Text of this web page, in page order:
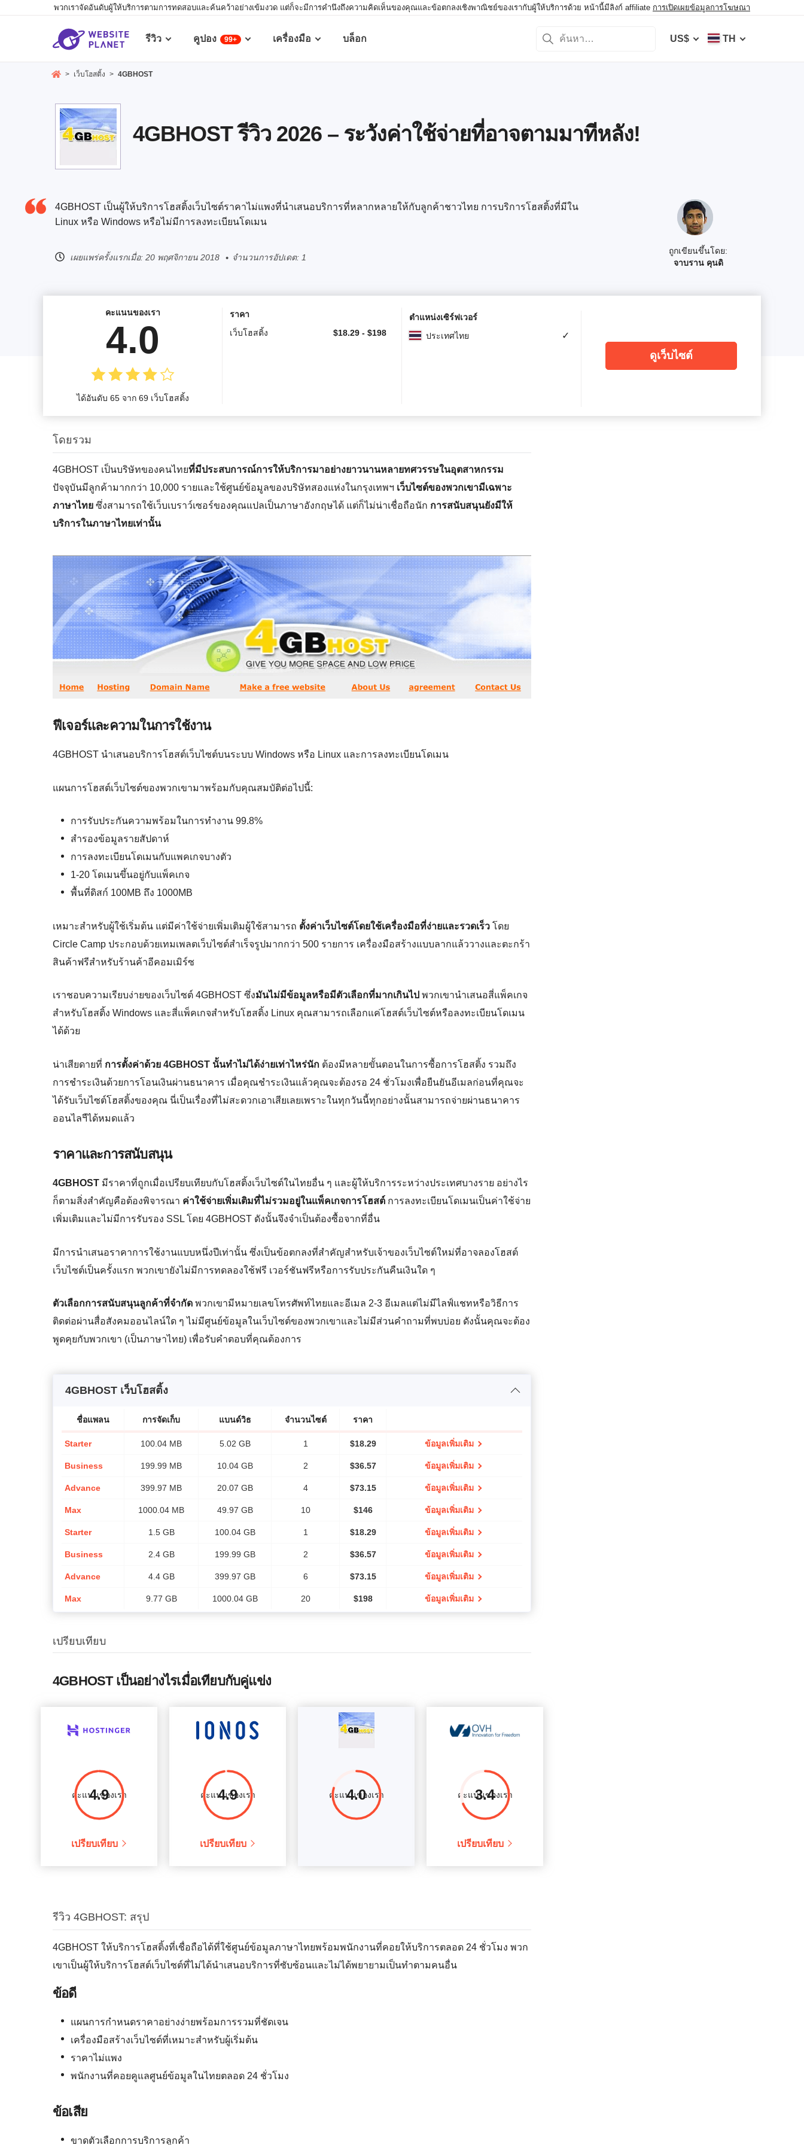
พวกเราจัดอันดับผู้ให้บริการตามการทดสอบและค้นคว้าอย่างเข้มงวด แต่ก็จะมีการคำนึงถึงความคิดเห็นของคุณและข้อตกลงเชิงพาณิชย์ของเรากับผู้ให้บริการด้วย หน้านี้มีลิงก์ affiliate การเปิดเผยข้อมูลการโฆษณา
รีวิว คูปอง 99+ เครื่องมือ บล็อก US$ TH
> เว็บโฮสติ้ง > 4GBHOST
4GBHOST รีวิว 2026 – ระวังค่าใช้จ่ายที่อาจตามมาทีหลัง!
ถูกเขียนขึ้นโดย:
จาบราน คุนดิ
4GBHOST เป็นผู้ให้บริการโฮสติ้งเว็บไซต์ราคาไม่แพงที่นำเสนอบริการที่หลากหลายให้กับลูกค้าชาวไทย การบริการโฮสติ้งที่มีใน
Linux หรือ Windows หรือไม่มีการลงทะเบียนโดเมน
เผยแพร่ครั้งแรกเมื่อ: 20 พฤศจิกายน 2018 จำนวนการอัปเดต: 1
คะแนนของเรา
4.0
ได้อันดับ 65 จาก 69 เว็บโฮสติ้ง
ราคา
เว็บโฮสติ้ง
$18.29 - $198
ตำแหน่งเซิร์ฟเวอร์
ประเทศไทย
✓
ดูเว็บไซต์
โดยรวม
4GBHOST เป็นบริษัทของคนไทยที่มีประสบการณ์การให้บริการมาอย่างยาวนานหลายทศวรรษในอุตสาหกรรม
ปัจจุบันมีลูกค้ามากกว่า 10,000 รายและใช้ศูนย์ข้อมูลของบริษัทสองแห่งในกรุงเทพฯ เว็บไซต์ของพวกเขามีเฉพาะ
ภาษาไทย ซึ่งสามารถใช้เว็บเบราว์เซอร์ของคุณแปลเป็นภาษาอังกฤษได้ แต่ก็ไม่น่าเชื่อถือนัก การสนับสนุนยังมีให้
บริการในภาษาไทยเท่านั้น
ฟีเจอร์และความในการใช้งาน
4GBHOST นำเสนอบริการโฮสต์เว็บไซต์บนระบบ Windows หรือ Linux และการลงทะเบียนโดเมน
แผนการโฮสต์เว็บไซต์ของพวกเขามาพร้อมกับคุณสมบัติต่อไปนี้:
การรับประกันความพร้อมในการทำงาน 99.8%
สำรองข้อมูลรายสัปดาห์
การลงทะเบียนโดเมนกับแพคเกจบางตัว
1-20 โดเมนขึ้นอยู่กับแพ็คเกจ
พื้นที่ดิสก์ 100MB ถึง 1000MB
เหมาะสำหรับผู้ใช้เริ่มต้น แต่มีค่าใช้จ่ายเพิ่มเติมผู้ใช้สามารถ ตั้งค่าเว็บไซต์โดยใช้เครื่องมือที่ง่ายและรวดเร็ว โดย
Circle Camp ประกอบด้วยเทมเพลตเว็บไซต์สำเร็จรูปมากกว่า 500 รายการ เครื่องมือสร้างแบบลากแล้ววางและตะกร้า
สินค้าฟรีสำหรับร้านค้าอีคอมเมิร์ซ
เราชอบความเรียบง่ายของเว็บไซต์ 4GBHOST ซึ่งมันไม่มีข้อมูลหรือมีตัวเลือกที่มากเกินไป พวกเขานำเสนอสี่แพ็คเกจ
สำหรับโฮสติ้ง Windows และสี่แพ็คเกจสำหรับโฮสติ้ง Linux คุณสามารถเลือกแค่โฮสต์เว็บไซต์หรือลงทะเบียนโดเมน
ได้ด้วย
น่าเสียดายที่ การตั้งค่าด้วย 4GBHOST นั้นทำไม่ได้ง่ายเท่าไหร่นัก ต้องมีหลายขั้นตอนในการซื้อการโฮสติ้ง รวมถึง
การชำระเงินด้วยการโอนเงินผ่านธนาคาร เมื่อคุณชำระเงินแล้วคุณจะต้องรอ 24 ชั่วโมงเพื่อยืนยันอีเมลก่อนที่คุณจะ
ได้รับเว็บไซต์โฮสติ้งของคุณ นี่เป็นเรื่องที่ไม่สะดวกเอาเสียเลยเพราะในทุกวันนี้ทุกอย่างนั้นสามารถจ่ายผ่านธนาคาร
ออนไลฯืได้หมดแล้ว
ราคาและการสนับสนุน
4GBHOST มีราคาที่ถูกเมื่อเปรียบเทียบกับโฮสติ้งเว็บไซต์ในไทยอื่น ๆ และผู้ให้บริการระหว่างประเทศบางราย อย่างไร
ก็ตามสิ่งสำคัญคือต้องพิจารณา ค่าใช้จ่ายเพิ่มเติมที่ไม่รวมอยู่ในแพ็คเกจการโฮสต์ การลงทะเบียนโดเมนเป็นค่าใช้จ่าย
เพิ่มเติมและไม่มีการรับรอง SSL โดย 4GBHOST ดังนั้นจึงจำเป็นต้องซื้อจากที่อื่น
มีการนำเสนอราคาการใช้งานแบบหนึ่งปีเท่านั้น ซึ่งเป็นข้อตกลงที่สำคัญสำหรับเจ้าของเว็บไซต์ใหม่ที่อาจลองโฮสต์
เว็บไซต์เป็นครั้งแรก พวกเขายังไม่มีการทดลองใช้ฟรี เวอร์ชันฟรีหรือการรับประกันคืนเงินใด ๆ
ตัวเลือกการสนับสนุนลูกค้าที่จำกัด พวกเขามีหมายเลขโทรศัพท์ไทยและอีเมล 2-3 อีเมลแต่ไม่มีไลฟ์แชทหรือวิธีการ
ติดต่อผ่านสื่อสังคมออนไลน์ใด ๆ ไม่มีศูนย์ข้อมูลในเว็บไซต์ของพวกเขาและไม่มีส่วนคำถามที่พบบ่อย ดังนั้นคุณจะต้อง
พูดคุยกับพวกเขา (เป็นภาษาไทย) เพื่อรับคำตอบที่คุณต้องการ
4GBHOST เว็บโฮสติ้ง
ชื่อแพลน การจัดเก็บ แบนด์วิธ​ จำนวนไซต์ ราคา
Starter 100.04 MB 5.02 GB 1 $18.29 ข้อมูลเพิ่มเติม
Business 199.99 MB 10.04 GB 2 $36.57 ข้อมูลเพิ่มเติม
Advance 399.97 MB 20.07 GB 4 $73.15 ข้อมูลเพิ่มเติม
Max 1000.04 MB 49.97 GB 10 $146 ข้อมูลเพิ่มเติม
Starter 1.5 GB 100.04 GB 1 $18.29 ข้อมูลเพิ่มเติม
Business 2.4 GB 199.99 GB 2 $36.57 ข้อมูลเพิ่มเติม
Advance 4.4 GB 399.97 GB 6 $73.15 ข้อมูลเพิ่มเติม
Max 9.77 GB 1000.04 GB 20 $198 ข้อมูลเพิ่มเติม
เปรียบเทียบ
4GBHOST เป็นอย่างไรเมื่อเทียบกับคู่แข่ง
คะแนนของเรา
4.9
เปรียบเทียบ
คะแนนของเรา
4.9
เปรียบเทียบ
คะแนนของเรา
4.0 คะแนนของเรา
3.4
เปรียบเทียบ
รีวิว 4GBHOST: สรุป
4GBHOST ให้บริการโฮสติ้งที่เชื่อถือได้ที่ใช้ศูนย์ข้อมูลภาษาไทยพร้อมพนักงานที่คอยให้บริการตลอด 24 ชั่วโมง พวก
เขาเป็นผู้ให้บริการโฮสต์เว็บไซต์ที่ไม่ได้นำเสนอบริการที่ซับซ้อนและไม่ได้พยายามเป็นทำตามคนอื่น
ข้อดี
แผนการกำหนดราคาอย่างง่ายพร้อมการรวมที่ชัดเจน
เครื่องมือสร้างเว็บไซต์ที่เหมาะสำหรับผู้เริ่มต้น
ราคาไม่แพง
พนักงานที่คอยคูแลศูนย์ข้อมูลในไทยตลอด 24 ชั่วโมง
ข้อเสีย
ขาดตัวเลือกการบริการลูกค้า